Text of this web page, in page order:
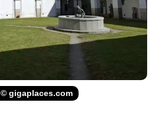
© gigaplaces.com